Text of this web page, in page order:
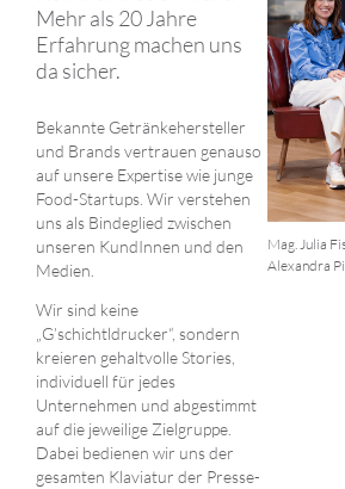
Mag. Julia
Alexandra
Mehr als 20 Jahre
Erfahrung machen uns
da sicher.
Bekannte Getränkehersteller
und Brands vertrauen genauso
auf unsere Expertise wie junge
Food-Startups. Wir verstehen
uns als Bindeglied zwischen
unseren KundInnen und den
Medien.
Wir sind keine
„G’schichtldrucker“, sondern
kreieren gehaltvolle Stories,
individuell für jedes
Unternehmen und abgestimmt
auf die jeweilige Zielgruppe.
Dabei bedienen wir uns der
gesamten Klaviatur der Presse-